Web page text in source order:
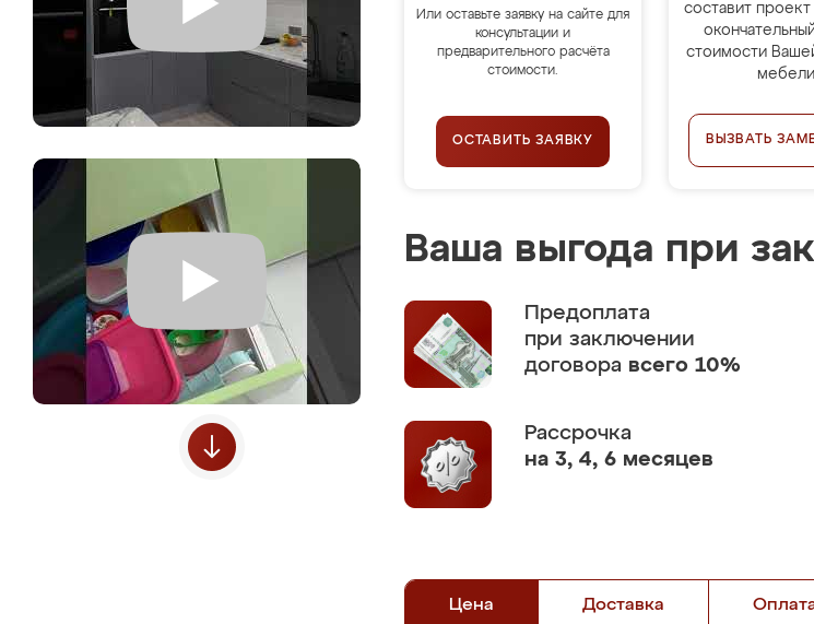
Или оставьте заявку на сайте для
консультации и
предварительного расчёта
стоимости.
ОСТАВИТЬ ЗАЯВКУ
составит
стоимости
ВЫЗВАТЬ
Ваша выгода при
Предоплата
при заключении
договора всего 10%
Рассрочка
на 3, 4, 6 месяцев
Цена Доставка